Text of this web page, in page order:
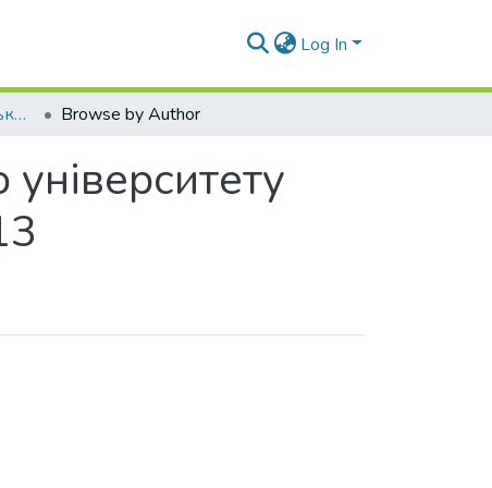
Log In
Вісник Східноукраїнського національного університету імені Володимира Даля № 1 (190) Ч.1 2013 Browse by Author